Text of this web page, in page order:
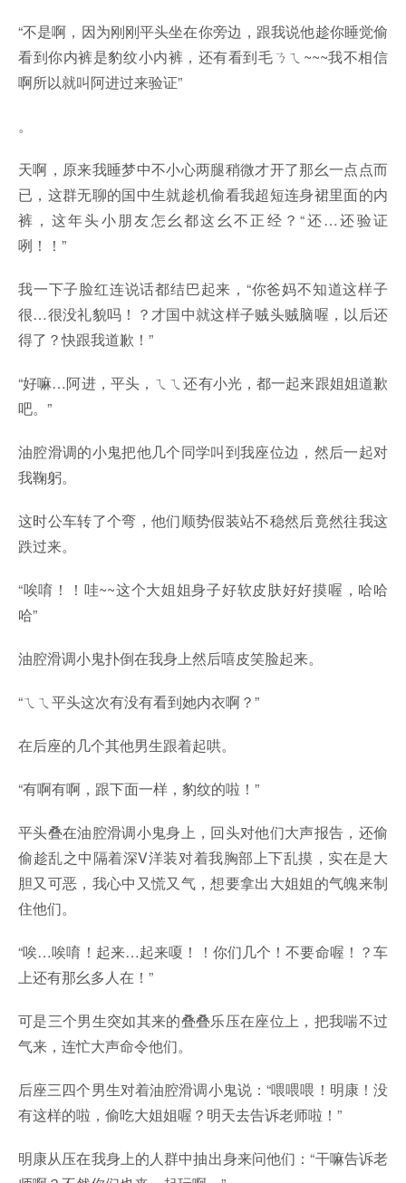
“不是啊，因为刚刚平头坐在你旁边，跟我说他趁你睡觉偷
看到你内裤是豹纹小内裤，还有看到毛ㄋㄟ~~~我不相信
啊所以就叫阿进过来验证”
。
天啊，原来我睡梦中不小心两腿稍微才开了那幺一点点而
已，这群无聊的国中生就趁机偷看我超短连身裙里面的内
裤，这年头小朋友怎幺都这幺不正经？“还…还验证
咧！！”
我一下子脸红连说话都结巴起来，“你爸妈不知道这样子
很…很没礼貌吗！？才国中就这样子贼头贼脑喔，以后还
得了？快跟我道歉！”
“好嘛…阿进，平头，ㄟㄟ还有小光，都一起来跟姐姐道歉
吧。”
油腔滑调的小鬼把他几个同学叫到我座位边，然后一起对
我鞠躬。
这时公车转了个弯，他们顺势假装站不稳然后竟然往我这
跌过来。
“唉唷！！哇~~这个大姐姐身子好软皮肤好好摸喔，哈哈
哈”
油腔滑调小鬼扑倒在我身上然后嘻皮笑脸起来。
“ㄟㄟ平头这次有没有看到她内衣啊？”
在后座的几个其他男生跟着起哄。
“有啊有啊，跟下面一样，豹纹的啦！”
平头叠在油腔滑调小鬼身上，回头对他们大声报告，还偷
偷趁乱之中隔着深V洋装对着我胸部上下乱摸，实在是大
胆又可恶，我心中又慌又气，想要拿出大姐姐的气魄来制
住他们。
“唉…唉唷！起来…起来嗄！！你们几个！不要命喔！？车
上还有那幺多人在！”
可是三个男生突如其来的叠叠乐压在座位上，把我喘不过
气来，连忙大声命令他们。
后座三四个男生对着油腔滑调小鬼说：“喂喂喂！明康！没
有这样的啦，偷吃大姐姐喔？明天去告诉老师啦！”
明康从压在我身上的人群中抽出身来问他们：“干嘛告诉老